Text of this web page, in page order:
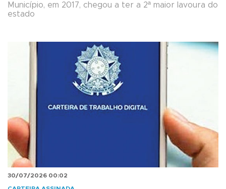
Município, em 2017, chegou a ter a 2ª maior lavoura do
estado
30/07/2026 00:02